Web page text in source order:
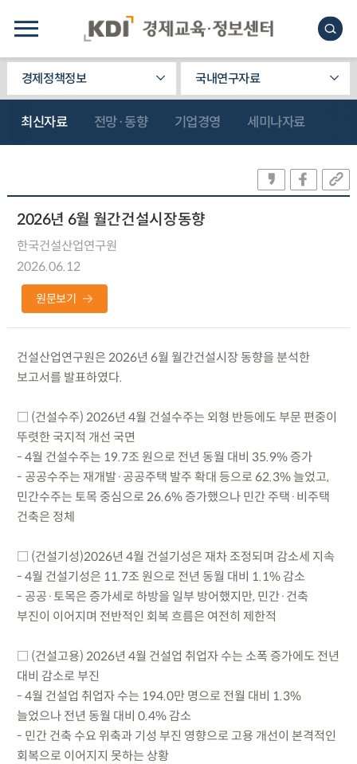
경제정책정보 국내연구자료
최신자료 전망·동향 기업경영 세미나자료
2026년 6월 월간건설시장동향
한국건설산업연구원
2026.06.12
원문보기
건설산업연구원은 2026년 6월 월간건설시장 동향을 분석한
보고서를 발표하였다.
□ (건설수주) 2026년 4월 건설수주는 외형 반등에도 부문 편중이
뚜렷한 국지적 개선 국면
- 4월 건설수주는 19.7조 원으로 전년 동월 대비 35.9% 증가
- 공공수주는 재개발·공공주택 발주 확대 등으로 62.3% 늘었고,
민간수주는 토목 중심으로 26.6% 증가했으나 민간 주택·비주택
건축은 정체
□ (건설기성)2026년 4월 건설기성은 재차 조정되며 감소세 지속
- 4월 건설기성은 11.7조 원으로 전년 동월 대비 1.1% 감소
- 공공·토목은 증가세로 하방을 일부 방어했지만, 민간·건축
부진이 이어지며 전반적인 회복 흐름은 여전히 제한적
□ (건설고용) 2026년 4월 건설업 취업자 수는 소폭 증가에도 전년
대비 감소로 부진
- 4월 건설업 취업자 수는 194.0만 명으로 전월 대비 1.3%
늘었으나 전년 동월 대비 0.4% 감소
- 민간 건축 수요 위축과 기성 부진 영향으로 고용 개선이 본격적인
회복으로 이어지지 못하는 상황